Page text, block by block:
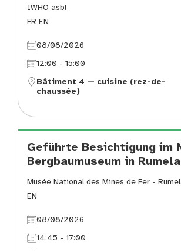
IWHO asbl
FR EN
08/08/2026
12:00 - 15:00
Bâtiment 4 — cuisine (rez-de-
chaussée)
Geführte Besichtigung im
Bergbaumuseum in
Musée National des Mines de Fer -
EN
08/08/2026
14:45 - 17:00